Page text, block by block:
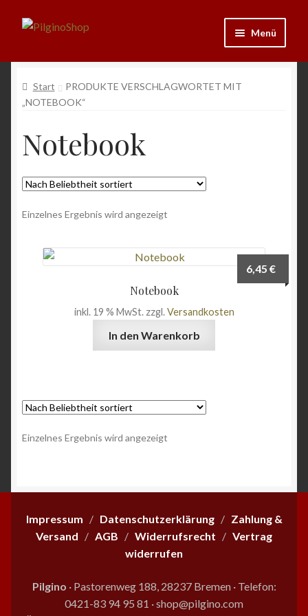
Zur
springen
Zum
springen
Menü
Ausrüstung
Kleidung
Bücher
Schmuck
Andenken
Start
PRODUKTE VERSCHLAGWORTET MIT
„NOTEBOOK“
Notebook
Einzelnes Ergebnis wird angezeigt
Notebook
6,45€
inkl. 19 % MwSt. zzgl.Versandkosten
In den Warenkorb
Einzelnes Ergebnis wird angezeigt
Impressum / Datenschutzerklärung/ Zahlung &
Versand / AGB / Widerrufsrecht / Vertrag
widerrufen
Pilgino · Pastorenweg 188, 28237 Bremen ·Telefon:
0421-83 94 95 81 ·shop@pilgino.com